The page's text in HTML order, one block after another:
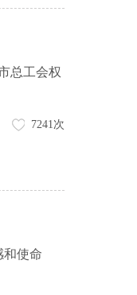
总工会权
7241次
使命